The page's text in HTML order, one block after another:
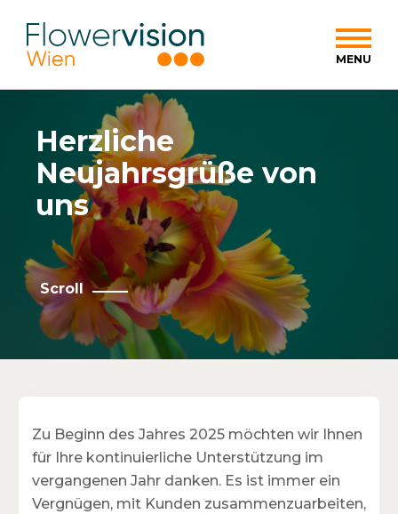
Herzliche
Neujahrsgrüße von
uns
Scroll
Zu Beginn des Jahres 2025 möchten wir Ihnen
für Ihre kontinuierliche Unterstützung im
vergangenen Jahr danken. Es ist immer ein
Vergnügen, mit Kunden zusammenzuarbeiten,